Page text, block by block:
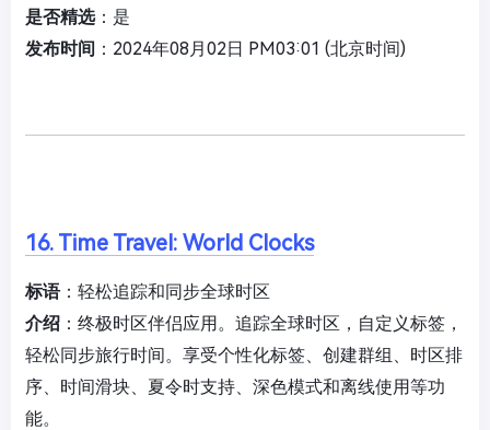
是否精选：是
发布时间 ：2024年08月02日 PM03:01 (北京时间)
16. Time Travel: World Clocks
标语：轻松追踪和同步全球时区
介绍 ：终极时区伴侣应用。追踪全球时区，自定义标签，
轻松同步旅行时间。享受个性化标签、创建群组、时区排
序、时间滑块、夏令时支持、深色模式和离线使用等功
能。